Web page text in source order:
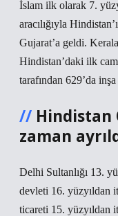
İslam ilk olarak 7.
aracılığıyla
Gujarat’a geldi.
Hindistan’daki ilk
tarafından 629’da
Hindistan
zaman
Delhi Sultanlığı 13.
devleti 16. yüzyıldan
ticareti 15. yüzyıldan